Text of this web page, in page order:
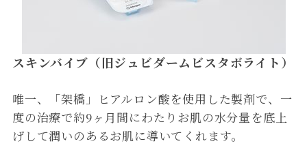
スキンバイブ（旧ジュビダームビスタボライト）
唯一、「架橋」ヒアルロン酸を使用した製剤で、一
度の治療で約9ヶ月間にわたりお肌の水分量を底上
げして潤いのあるお肌に導いてくれます。